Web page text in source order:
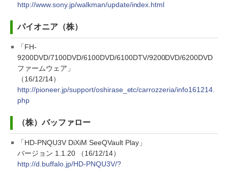
http://www.sony.jp/walkman/update/index.html
パイオニア（株）
「FH-
9200DVD/7100DVD/6100DVD/6100DTV/9200DVD/6200DVD
ファームウェア」
（16/12/14）
http://pioneer.jp/support/oshirase_etc/carrozzeria/info161214.
php
（株）バッファロー
「HD-PNQU3V DiXiM SeeQVault Play」
バージョン 1.1.20 （16/12/14）
http://d.buffalo.jp/HD-PNQU3V/?